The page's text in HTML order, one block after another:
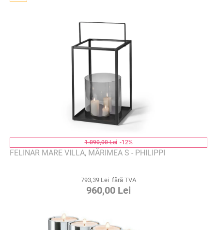
1.090,00 Lei -12%
FELINAR MARE VILLA, MĂRIMEA S - PHILIPPI
793,39 Lei fără TVA
960,00 Lei